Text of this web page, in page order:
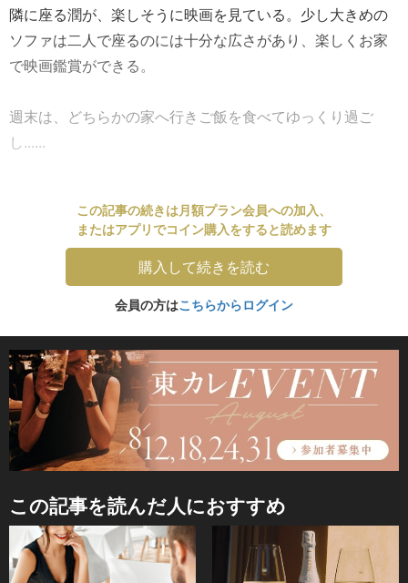
隣に座る潤が、楽しそうに映画を見ている。少し大きめの
ソファは二人で座るのには十分な広さがあり、楽しくお家
で映画鑑賞ができる。
週末は、どちらかの家へ行きご飯を食べてゆっくり過ご
し......
この記事の続きは月額プラン会員への加入、
またはアプリでコイン購入をすると読めます
購入して続きを読む
会員の方はこちらからログイン
この記事を読んだ人におすすめ